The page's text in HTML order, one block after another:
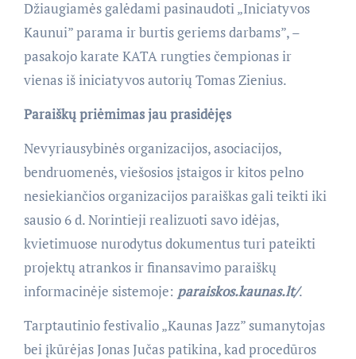
Džiaugiamės galėdami pasinaudoti „Iniciatyvos
Kaunui” parama ir burtis geriems darbams”, –
pasakojo karate KATA rungties čempionas ir
vienas iš iniciatyvos autorių Tomas Zienius.
Paraiškų priėmimas jau prasidėjęs
Nevyriausybinės organizacijos, asociacijos,
bendruomenės, viešosios įstaigos ir kitos pelno
nesiekiančios organizacijos paraiškas gali teikti iki
sausio 6 d. Norintieji realizuoti savo idėjas,
kvietimuose nurodytus dokumentus turi pateikti
projektų atrankos ir finansavimo paraiškų
informacinėje sistemoje: paraiskos.kaunas.lt/.
Tarptautinio festivalio „Kaunas Jazz” sumanytojas
bei įkūrėjas Jonas Jučas patikina, kad procedūros